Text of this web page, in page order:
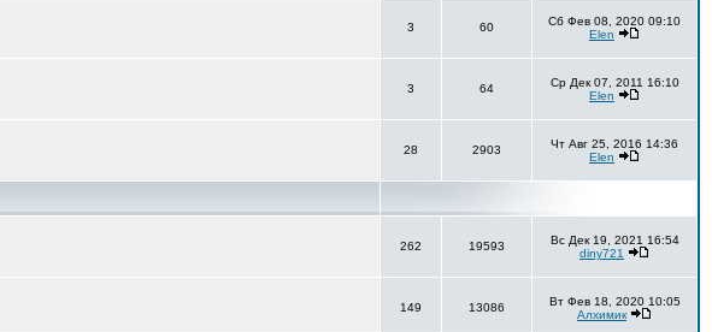
3 60
Сб Фев 08, 2020 09:10
Elen
3 64
Ср Дек 07, 2011 16:10
Elen
28 2903
Чт Авг 25, 2016 14:36
Elen
262 19593
Вс Дек 19, 2021 16:54
diny721
149 13086
Вт Фев 18, 2020 10:05
Алхимик